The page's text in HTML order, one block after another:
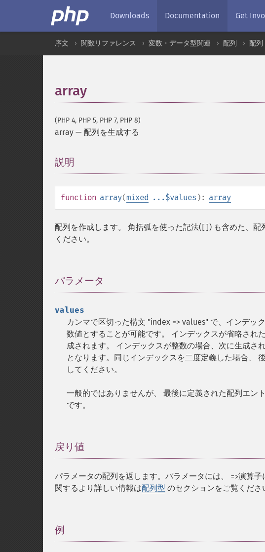
Downloads Documentation Get
序文 関数リファレンス 変数・データ型関連 配列 配列
array
(PHP 4, PHP 5, PHP 7, PHP 8)
array — 配列を生成する
説明
function array(mixed ...$values ): array
配列を作成します。 角括弧を使った記法( ) も含めた、配
ください。
パラメータ
values
カンマで区切った構文 "index => values" で、インデッ
数値とすることが可能です。 インデックスが省略され
成されます。 インデックスが整数の場合、次に生成さ
となります。同じインデックスを二度定義した場合、
してください。
一般的ではありませんが、 最後に定義された配列エン
です。
戻り値
パラメータの配列を返します。パラメータには、 =>演算子
関するより詳しい情報は配列型 のセクションをご覧くださ
例